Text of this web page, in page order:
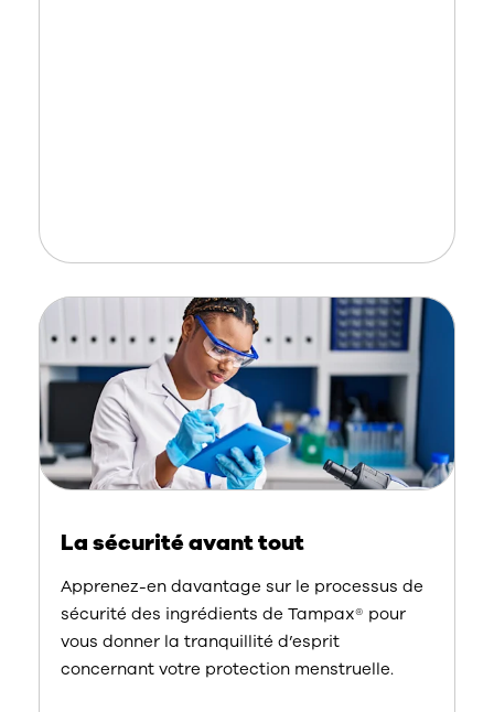
La sécurité avant tout
Apprenez-en davantage sur le processus de
sécurité des ingrédients de Tampax® pour
vous donner la tranquillité d’esprit
concernant votre protection menstruelle.